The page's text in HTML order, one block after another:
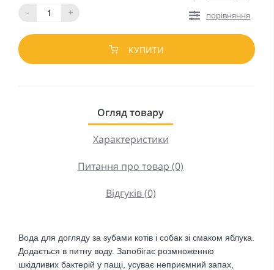
-
+
порівняння
КУПИТИ
Огляд товару
Характеристики
Питання про товар (0)
Відгуків (0)
Вода для догляду за зубами котів і собак зі смаком яблука.
Додається в питну воду. Запобігає розмноженню
шкідливих бактерій у пащі, усуває неприємний запах,